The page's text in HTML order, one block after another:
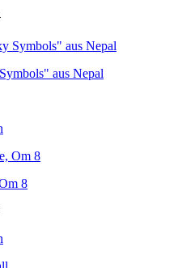
aus Nepal
8